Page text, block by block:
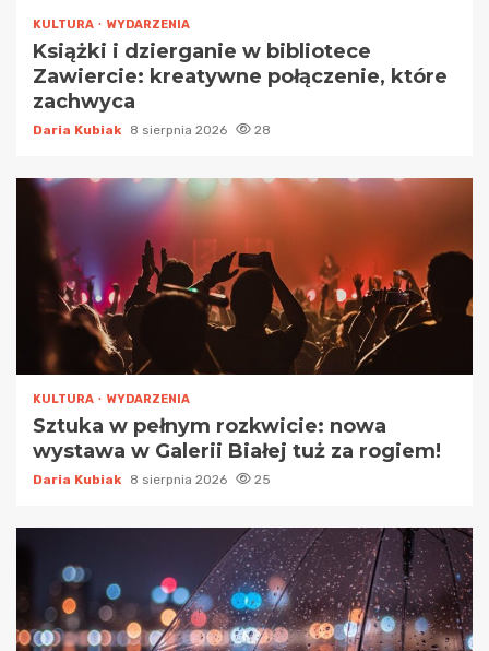
KULTURA WYDARZENIA
Książki i dzierganie w bibliotece
Zawiercie: kreatywne połączenie, które
zachwyca
Daria Kubiak 8 sierpnia 2026 28
KULTURA WYDARZENIA
Sztuka w pełnym rozkwicie: nowa
wystawa w Galerii Białej tuż za rogiem!
Daria Kubiak 8 sierpnia 2026 25